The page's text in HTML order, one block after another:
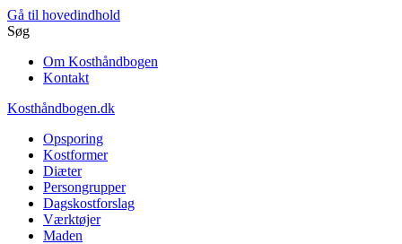
Gå til hovedindhold
Søg
Om Kosthåndbogen
Kontakt
Kosthåndbogen.dk
Opsporing
Kostformer
Diæter
Persongrupper
Dagskostforslag
Værktøjer
Maden